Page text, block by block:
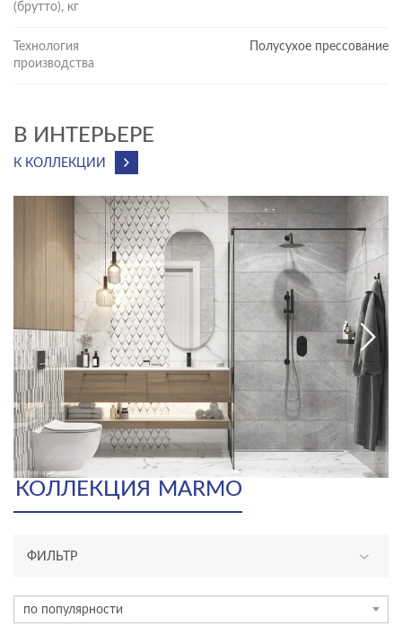
(брутто), кг
Технология
производства
Полусухое прессование
В ИНТЕРЬЕРЕ
К КОЛЛЕКЦИИ
КОЛЛЕКЦИЯ MARMO
ФИЛЬТР
плитка
по популярности